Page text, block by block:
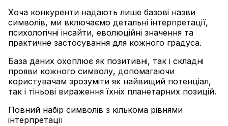
Хоча конкуренти надають лише базові назви
символів, ми включаємо детальні інтерпретації,
психологічні інсайти, еволюційні значення та
практичне застосування для кожного градуса.
База даних охоплює як позитивні, так і складні
прояви кожного символу, допомагаючи
користувачам зрозуміти як найвищий потенціал,
так і тіньові вираження їхніх планетарних позицій.
Повний набір символів з кількома рівнями
інтерпретації